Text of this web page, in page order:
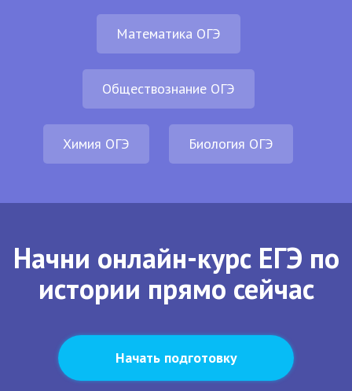
Математика ОГЭ
Обществознание ОГЭ
Химия ОГЭ Биология ОГЭ
Начни онлайн-курс ЕГЭ по
истории прямо сейчас
Начать подготовку